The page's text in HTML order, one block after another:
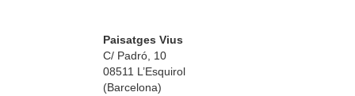
Paisatges Vius
C/ Padró, 10
08511 L’Esquirol
(Barcelona)